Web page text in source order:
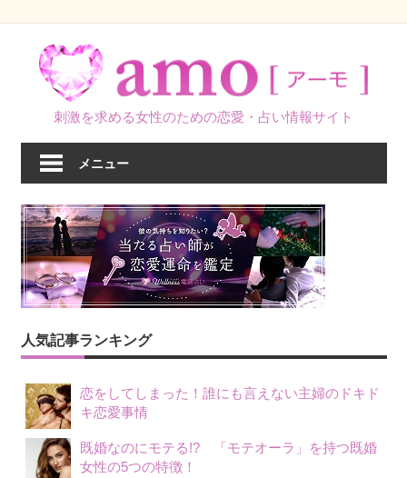
刺激を求める女性のための恋愛・占い情報サイト
メニュー
人気記事ランキング
恋をしてしまった！誰にも言えない主婦のドキド
キ恋愛事情
既婚なのにモテる!? 「モテオーラ」を持つ既婚
女性の5つの特徴！